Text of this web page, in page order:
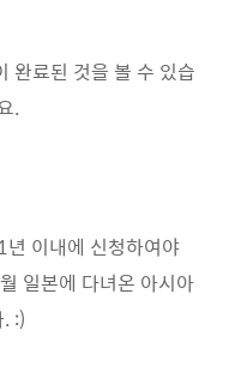
완료된 것을 볼 수 있습
.
이내에 신청하여야
일본에 다녀온 아시아
:)